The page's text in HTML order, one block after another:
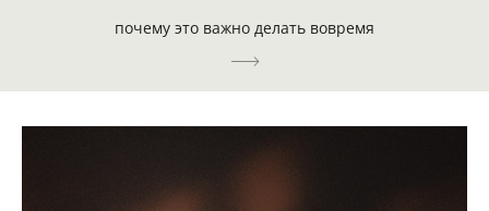
почему это важно делать вовремя